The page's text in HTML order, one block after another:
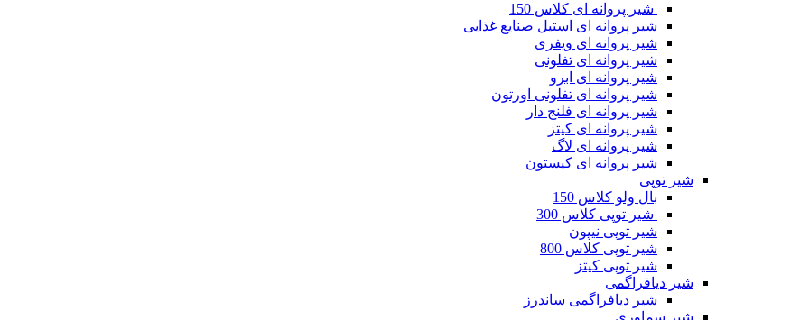
شیر پروانه ای کلاس 150
شیر پروانه ای استیل صنایع غذایی
شیر پروانه ای ویفری
شیر پروانه ای تفلونی
شیر پروانه ای ابرو
شیر پروانه ای تفلونی اورتون
شیر پروانه ای فلنج دار
شیر پروانه ای کیتز
شیر پروانه ای لاگ
شیر پروانه ای کیستون
شیر توپی
بال ولو کلاس 150
شیر توپی کلاس 300
شیر توپی نیپون
شیر توپی کلاس 800
شیر توپی کیتز
شیر دیافراگمی
شیر دیافراگمی ساندرز
شیر سماوری